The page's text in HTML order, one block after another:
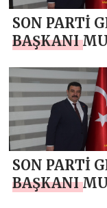
SON PARTİ
BAŞKANI
KADİR
MESAJI
SON PARTİ
BAŞKANI